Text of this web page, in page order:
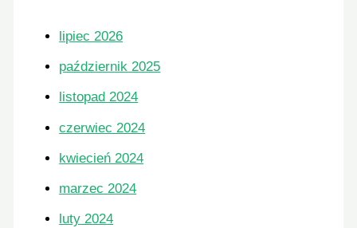
lipiec 2026
październik 2025
listopad 2024
czerwiec 2024
kwiecień 2024
marzec 2024
luty 2024